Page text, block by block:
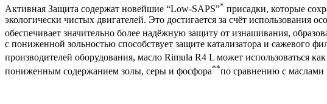
Активная Защита содержат новейшие “Low-SAPS”* присадки, которые
экологически чистых двигателей. Это достигается за счёт
обеспечивает значительно более надёжную защиту от изнашивания,
с пониженной зольностью способствует защите катализатора и сажевого
производителей оборудования, масло Rimula R4 L может использоваться
пониженным содержанием золы, серы и фосфора**по сравнению с